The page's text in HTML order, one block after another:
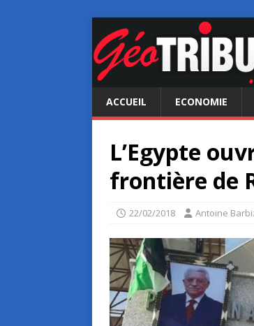
ACCUEIL ECONOMIE
L’Egypte
frontière de
22/02/2018 Antoine